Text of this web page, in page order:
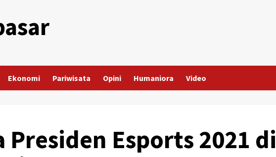
Ekonomi Pariwisata Opini Humaniora Video
Presiden Esports 2021 di